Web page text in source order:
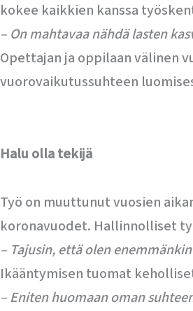
kokee kaikkien kanssa
– On mahtavaa nähdä lasten
Opettajan ja oppilaan välinen
vuorovaikutussuhteen
Halu olla tekijä
Työ on muuttunut vuosien
koronavuodet. Hallinnolliset
– Tajusin, että olen
Ikääntymisen tuomat
– Eniten huomaan oman